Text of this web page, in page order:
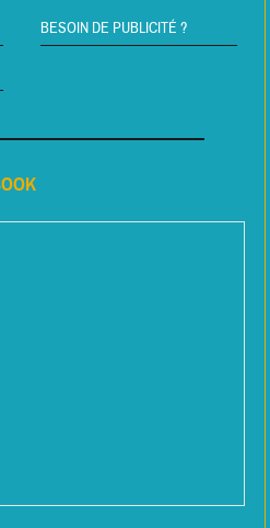
BESOIN DE PUBLICITÉ ?